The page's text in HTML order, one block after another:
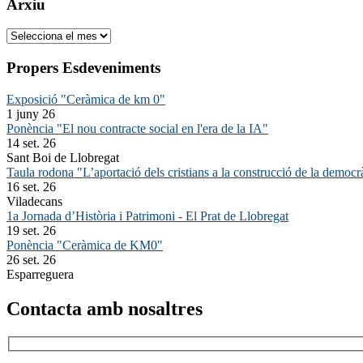
Arxiu
Arxiu
Propers Esdeveniments
Exposició "Ceràmica de km 0"
1 juny 26
Ponència "El nou contracte social en l'era de la IA"
14 set. 26
Sant Boi de Llobregat
Taula rodona "L’aportació dels cristians a la construcció de la
16 set. 26
Viladecans
1a Jornada d’Història i Patrimoni - El Prat de Llobregat
19 set. 26
Ponència "Ceràmica de KM0"
26 set. 26
Esparreguera
Contacta amb nosaltres